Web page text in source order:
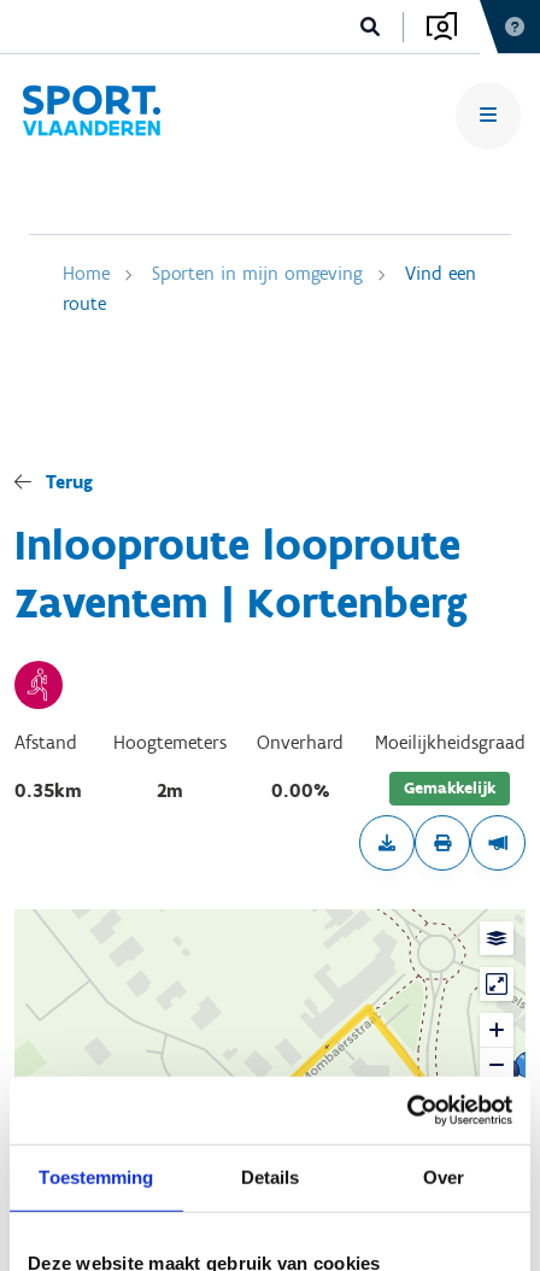
Toestemming Details Over
Deze website maakt gebruik van cookies
Home Sporten in mijn omgeving
Vind een
route
Terug
Inlooproute looproute
Zaventem | Kortenberg
Afstand
0.35km
Hoogtemeters
2m
Onverhard
0.00%
Moeilijkheidsgraad
Gemakkelijk
Kaartgegevens© Thunderforest© OpenStreetMap contributors
50 m